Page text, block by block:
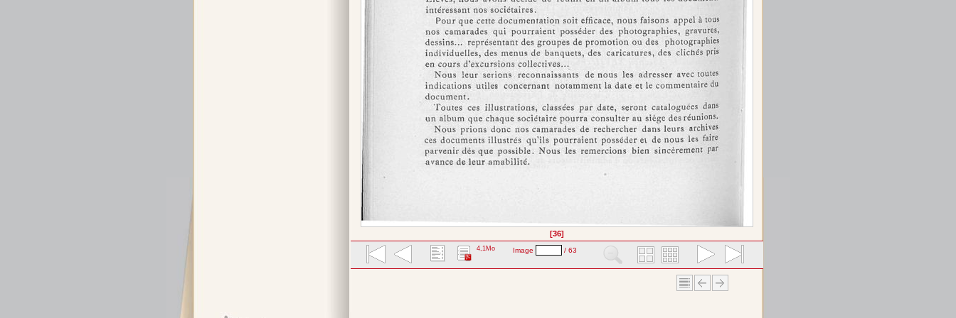
[36]
4,1Mo Image / 63